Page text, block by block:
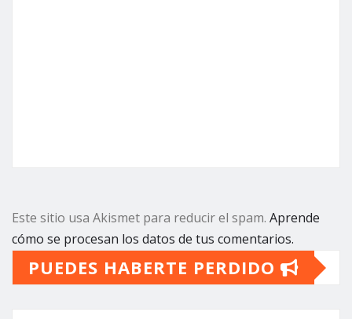
Este sitio usa Akismet para reducir el spam. Aprende
cómo se procesan los datos de tus comentarios.
PUEDES HABERTE PERDIDO